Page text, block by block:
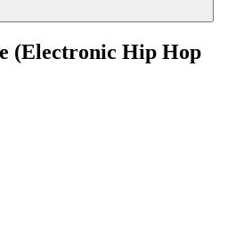
(Electronic Hip Hop